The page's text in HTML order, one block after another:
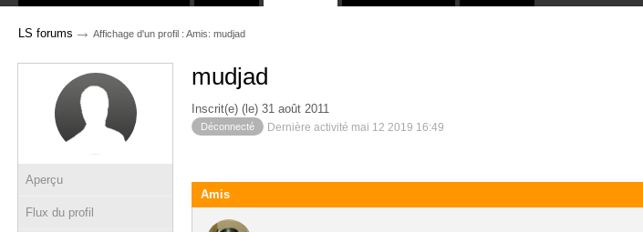
LS forums → Affichage d'un profil : Amis: mudjad
Aperçu
Flux du profil
mudjad
Inscrit(e) (le) 31 août 2011
Déconnecté Dernière activité mai 12 2019 16:49
Amis